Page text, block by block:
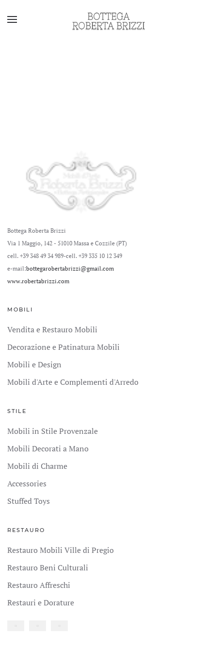
Bottega Roberta Brizzi
Via 1 Maggio, 142 - 51010 Massa e Cozzile (PT)
cell. +39 348 49 34 989-cell. +39 335 10 12 349
e-mail:bottegarobertabrizzi@gmail.com
www.robertabrizzi.com
MOBILI
Vendita e Restauro Mobili
Decorazione e Patinatura Mobili
Mobili e Design
Mobili d'Arte e Complementi d'Arredo
STILE
Mobili in Stile Provenzale
Mobili Decorati a Mano
Mobili di Charme
Accessories
Stuffed Toys
RESTAURO
Restauro Mobili Ville di Pregio
Restauro Beni Culturali
Restauro Affreschi
Restauri e Dorature